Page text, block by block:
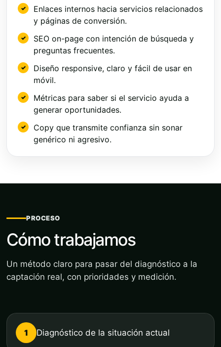
Enlaces internos hacia servicios relacionados
y páginas de conversión.
SEO on-page con intención de búsqueda y
preguntas frecuentes.
Diseño responsive, claro y fácil de usar en
móvil.
Métricas para saber si el servicio ayuda a
generar oportunidades.
Copy que transmite confianza sin sonar
genérico ni agresivo.
PROCESO
Cómo trabajamos
Un método claro para pasar del diagnóstico a la
captación real, con prioridades y medición.
1 Diagnóstico de la situación actual